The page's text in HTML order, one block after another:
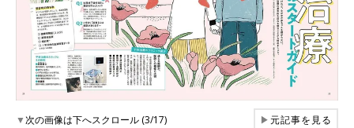
▼次の画像は下へスクロール (3/17) ▶元記事を見る